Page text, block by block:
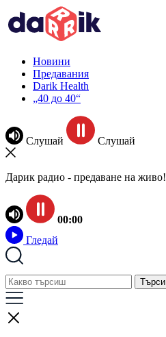
Новини
Предавания
Darik Health
„40 до 40“
Слушай Слушай
Дарик радио - предаване на живо!
00:00
Гледай